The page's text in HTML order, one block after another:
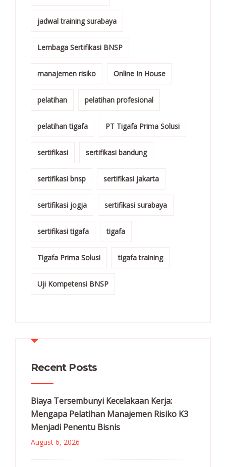
jadwal training surabaya
Lembaga Sertifikasi BNSP
manajemen risiko Online In House
pelatihan pelatihan profesional
pelatihan tigafa PT Tigafa Prima Solusi
sertifikasi sertifikasi bandung
sertifikasi bnsp sertifikasi jakarta
sertifikasi jogja sertifikasi surabaya
sertifikasi tigafa tigafa
Tigafa Prima Solusi tigafa training
Uji Kompetensi BNSP
Recent Posts
Biaya Tersembunyi Kecelakaan Kerja:
Mengapa Pelatihan Manajemen Risiko K3
Menjadi Penentu Bisnis
August 6, 2026